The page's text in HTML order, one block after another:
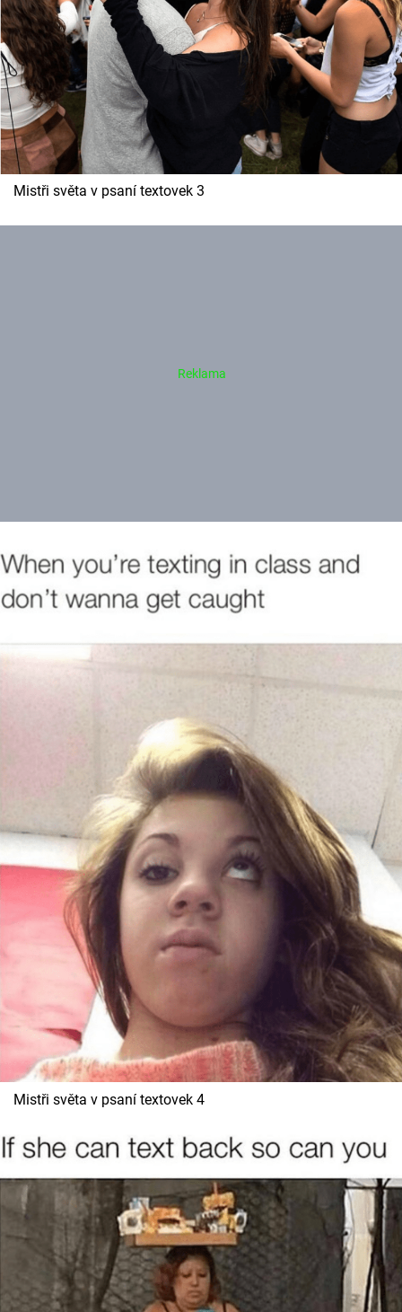
Mistři světa v psaní textovek 3
Mistři světa v psaní textovek 4